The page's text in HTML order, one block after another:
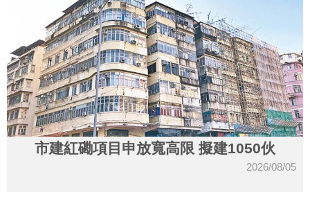
市建紅磡項目申放寬高限 擬建1050伙
2026/08/05